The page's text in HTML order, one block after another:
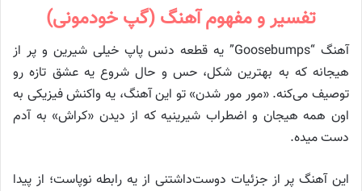
تفسیر و مفهوم آهنگ (گپ خودمونی)
آهنگ “Goosebumps” یه قطعه دنس پاپ خیلی شیرین و پر از
هیجانه که به بهترین شکل، حس و حال شروع یه عشق تازه رو
توصیف می‌کنه. «مور مور شدن» تو این آهنگ، یه واکنش فیزیکی به
اون همه هیجان و اضطراب شیرینیه که از دیدن «کراش» به آدم
دست میده.
این آهنگ پر از جزئیات دوست‌داشتنی از یه رابطه نوپاست؛ از پیدا